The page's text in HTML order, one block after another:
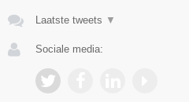
Laatste tweets ▼
Sociale media: